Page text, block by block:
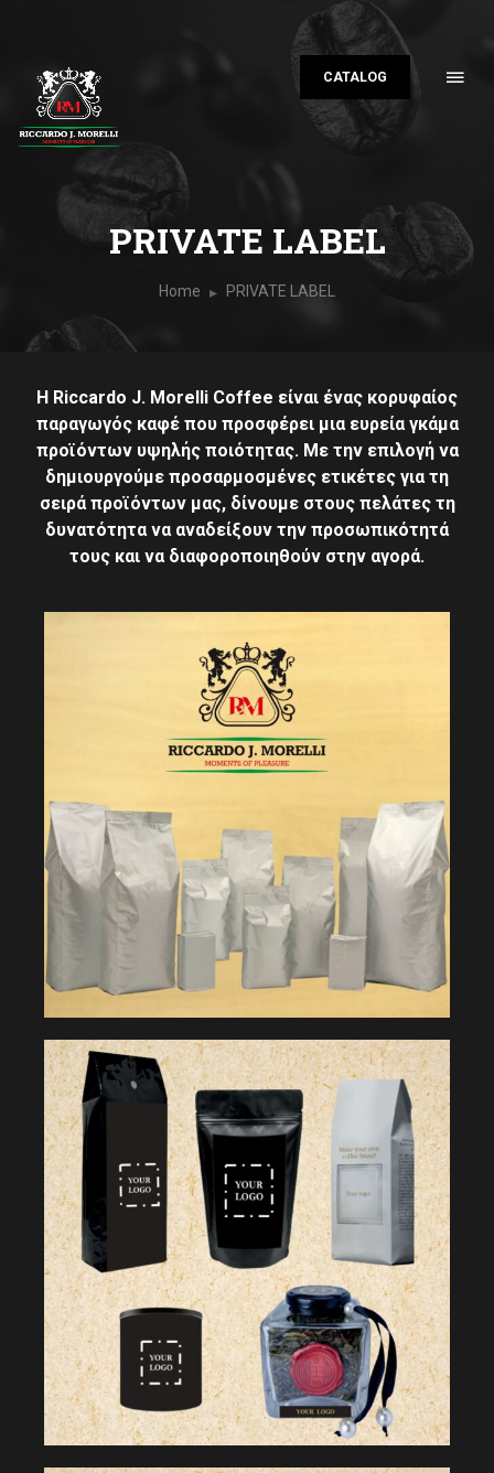
CATALOG
PRIVATE LABEL
Home PRIVATE LABEL
Η Riccardo J. Morelli Coffee είναι ένας κορυφαίος
παραγωγός καφέ που προσφέρει μια ευρεία γκάμα
προϊόντων υψηλής ποιότητας. Με την επιλογή να
δημιουργούμε προσαρμοσμένες ετικέτες για τη
σειρά προϊόντων μας, δίνουμε στους πελάτες τη
δυνατότητα να αναδείξουν την προσωπικότητά
τους και να διαφοροποιηθούν στην αγορά.